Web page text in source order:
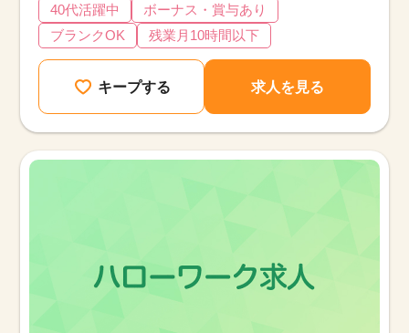
40代活躍中
ボーナス・賞与あり
ブランクOK
残業月10時間以下
キープする 求人を見る